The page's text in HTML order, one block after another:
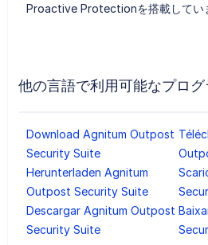
Proactive Protectionを搭載してい
他の言語で利用可能なプログ
Download Agnitum Outpost
Security Suite
Herunterladen Agnitum
Outpost Security Suite
Descargar Agnitum Outpost
Security Suite